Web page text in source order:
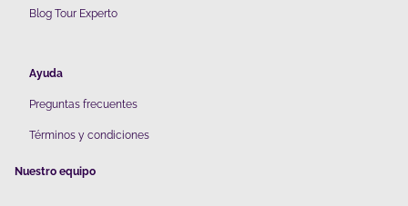
Blog Tour Experto
Ayuda
Preguntas frecuentes
Términos y condiciones
Nuestro equipo